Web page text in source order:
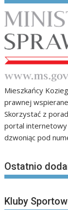
Mieszkańcy
prawnej
Skorzystać z
portal
dzwoniąc pod
Ostatnio
Kluby